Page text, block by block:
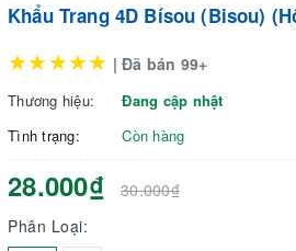
Khẩu Trang 4D Bísou (Bisou)
★★★★★ | Đã bán 99+
Thương hiệu:
Đang cập nhật
Tình trạng:
Còn hàng
28.000₫
30.000₫
Phân Loại: